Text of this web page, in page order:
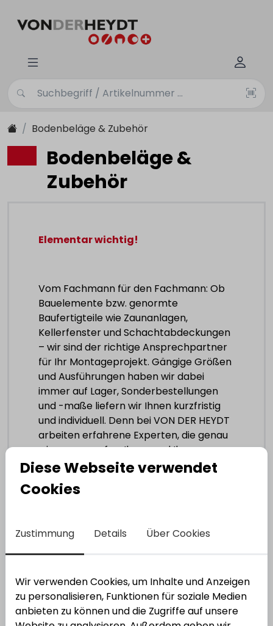
Bodenbeläge & Zubehör
Bodenbeläge &
Zubehör
Elementar wichtig!
Vom Fachmann für den Fachmann: Ob
Bauelemente bzw. genormte
Baufertigteile wie Zaunanlagen,
Kellerfenster und Schachtabdeckungen
– wir sind der richtige Ansprechpartner
für Ihr Montageprojekt. Gängige Größen
und Ausführungen haben wir dabei
immer auf Lager, Sonderbestellungen
und -maße liefern wir Ihnen kurzfristig
und individuell. Denn bei VON DER HEYDT
arbeiten erfahrene Experten, die genau
wissen, worauf es Ihnen und Ihren
Kunden ankommt!
Topqualität ausgesuchter Lieferanten.
Kontakt zu unseren Fachberatern: 06232
637-16604 –
bauelemente@vonderheydt.de
Diese Webseite verwendet
Cookies
Zustimmung Details Über Cookies
Wir verwenden Cookies, um Inhalte und Anzeigen
zu personalisieren, Funktionen für soziale Medien
anbieten zu können und die Zugriffe auf unsere